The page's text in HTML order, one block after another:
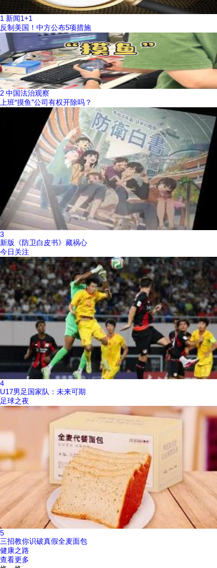
1 新闻1+1
反制美国！中方公布5项措施
2 中国法治观察
上班“摸鱼”公司有权开除吗？
3
新版《防卫白皮书》藏祸心
今日关注
4
U17男足国家队：未来可期
足球之夜
5
三招教你识破真假全麦面包
健康之路
查看更多